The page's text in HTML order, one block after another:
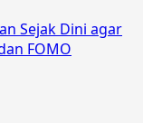
Sejak Dini agar
FOMO